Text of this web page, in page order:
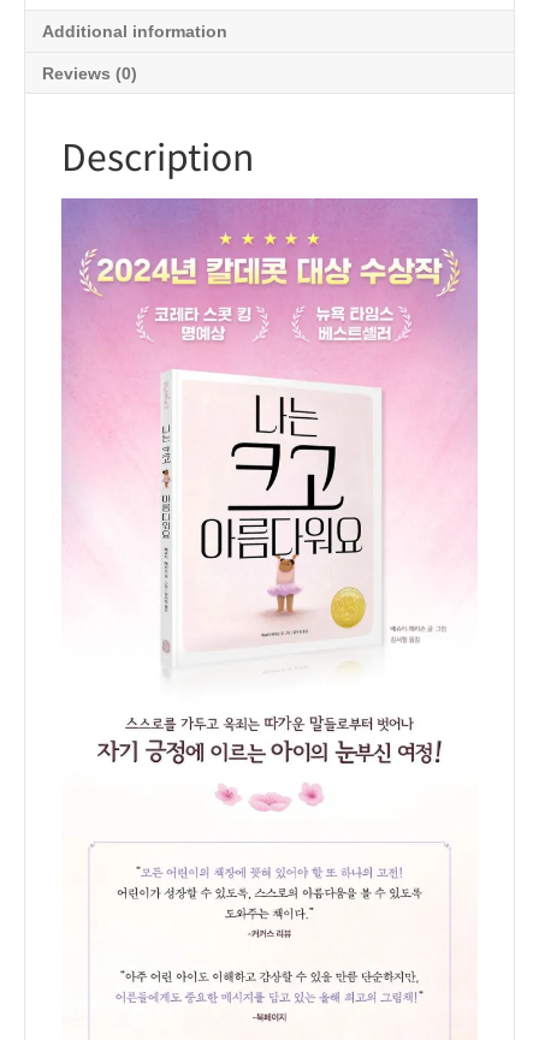
Additional information
Reviews (0)
Description